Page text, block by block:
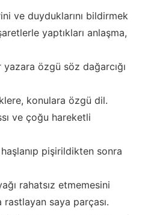
ve duyduklarını bildirmek
yaptıkları anlaşma,
özgü söz dağarcığı
konulara özgü dil.
ve çoğu hareketli
pişirildikten sonra
rahatsız etmemesini
saya parçası.